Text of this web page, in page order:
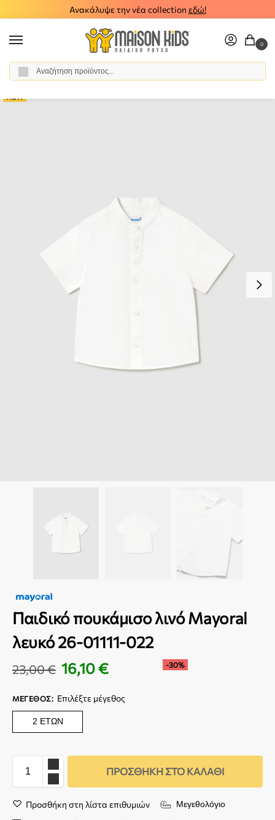
Ανακάλυψε την νέα collection εδώ!
0
Αρχική σελίδα / Αγόρι / Ρούχα
Παιδικό πουκάμισο λινό Mayoral
λευκό 26-01111-022
23,00€ 16,10€ -30%
ΜΈΓΕΘΟΣ: Επιλέξτε μέγεθος
2 ΕΤΏΝ
ΠΡΟΣΘΉΚΗ ΣΤΟ ΚΑΛΆΘΙ
Προσθήκη στη λίστα επιθυμιών Μεγεθολόγιο